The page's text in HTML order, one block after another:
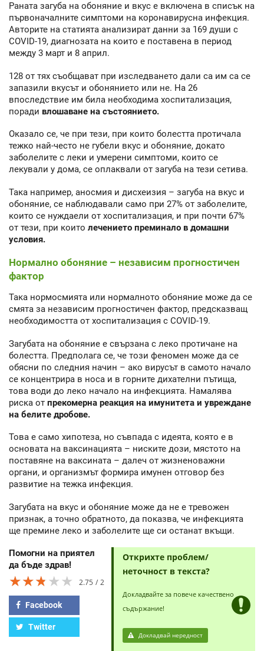
Раната загуба на обоняние и вкус е включена в списък на
първоначалните симптоми на коронавирусна инфекция.
Авторите на статията анализират данни за 169 души с
COVID-19, диагнозата на които е поставена в период
между 3 март и 8 април.
128 от тях съобщават при изследването дали са им са се
запазили вкусът и обонянието или не. На 26
впоследствие им била необходима хоспитализация,
поради влошаване на състоянието.
Оказало се, че при тези, при които болестта протичала
тежко най-често не губели вкус и обоняние, докато
заболелите с леки и умерени симптоми, които се
лекували у дома, се оплаквали от загуба на тези сетива.
Така например, аносмия и дисхеизия – загуба на вкус и
обоняние, се наблюдавали само при 27% от заболелите,
които се нуждаели от хоспитализация, и при почти 67%
от тези, при които лечението преминало в домашни
условия.
Нормално обоняние – независим прогностичен
фактор
Така нормосмията или нормалното обоняние може да се
смята за независим прогностичен фактор, предсказващ
необходимостта от хоспитализация с COVID-19.
Загубата на обоняние е свързана с леко протичане на
болестта. Предполага се, че този феномен може да се
обясни по следния начин – ако вирусът в самото начало
се концентрира в носа и в горните дихателни пътища,
това води до леко начало на инфекцията. Намалява
риска от прекомерна реакция на имунитета и увреждане
на белите дробове.
Това е само хипотеза, но съвпада с идеята, която е в
основата на ваксинацията – ниските дози, мястото на
поставяне на ваксината – далеч от жизненоважни
органи, и организмът формира имунен отговор без
развитие на тежка инфекция.
Загубата на вкус и обоняние може да не е тревожен
признак, а точно обратното, да показва, че инфекцията
ще премине леко и заболелите ще си останат вкъщи.
Помогни на приятел
да бъде здрав!
★★★★★
★★★★★
★★★★★ 2.75 2
Facebook
Twitter
Открихте проблем/
неточност в текста?
Докладвайте за повече качествено
съдържание!
Докладвай нередност